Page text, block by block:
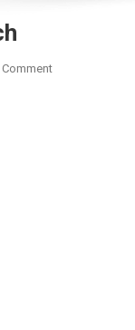
On